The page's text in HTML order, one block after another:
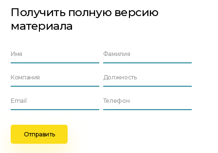
Получить полную версию
материала